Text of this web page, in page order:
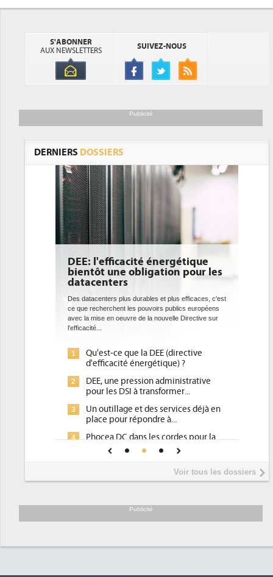
S'ABONNER
AUX NEWSLETTERS
SUIVEZ-NOUS
Publicité
DERNIERS DOSSIERS
DEE: l'efficacité énergétique
bientôt une obligation pour les
datacenters
Des datacenters plus durables et plus efficaces, c'est
ce que recherchent les pouvoirs publics européens
avec la mise en oeuvre de la nouvelle Directive sur
l'efficacité...
1
Qu'est-ce que la DEE (directive
d'efficacité énergétique) ?
2
DEE, une pression administrative
pour les DSI à transformer...
3
Un outillage et des services déjà en
place pour répondre à...
4
Phocea DC dans les cordes pour la
Interview de Fabrice Coquio,
président de Digital Realty...
soutient les...
Voir tous les dossiers
Publicité